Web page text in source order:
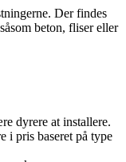
Der findes
beton, fliser eller
dyrere at installere.
i pris baseret på type